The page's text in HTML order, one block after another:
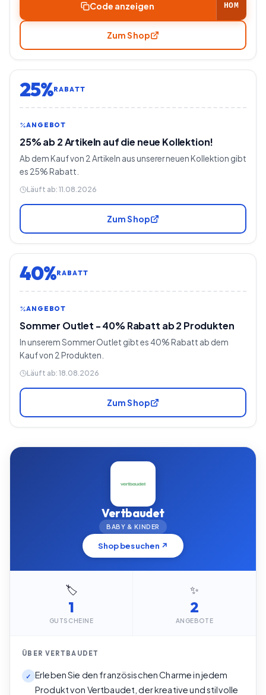
Code anzeigen HOM
Zum Shop
25%RABATT
ANGEBOT
25% ab 2 Artikeln auf die neue Kollektion!
Ab dem Kauf von 2 Artikeln aus unserer neuen Kollektion gibt
es 25% Rabatt.
Läuft ab: 11.08.2026
Zum Shop
40%RABATT
ANGEBOT
Sommer Outlet - 40% Rabatt ab 2 Produkten
In unserem Sommer Outlet gibt es 40% Rabatt ab dem
Kauf von 2 Produkten.
Läuft ab: 18.08.2026
Zum Shop
Vertbaudet
BABY & KINDER
Shop besuchen ↗
🏷️
1
GUTSCHEINE
✨
2
ANGEBOTE
ÜBER VERTBAUDET
✓
Erleben Sie den französischen Charme in jedem
Produkt von Vertbaudet, der kreative und stilvolle